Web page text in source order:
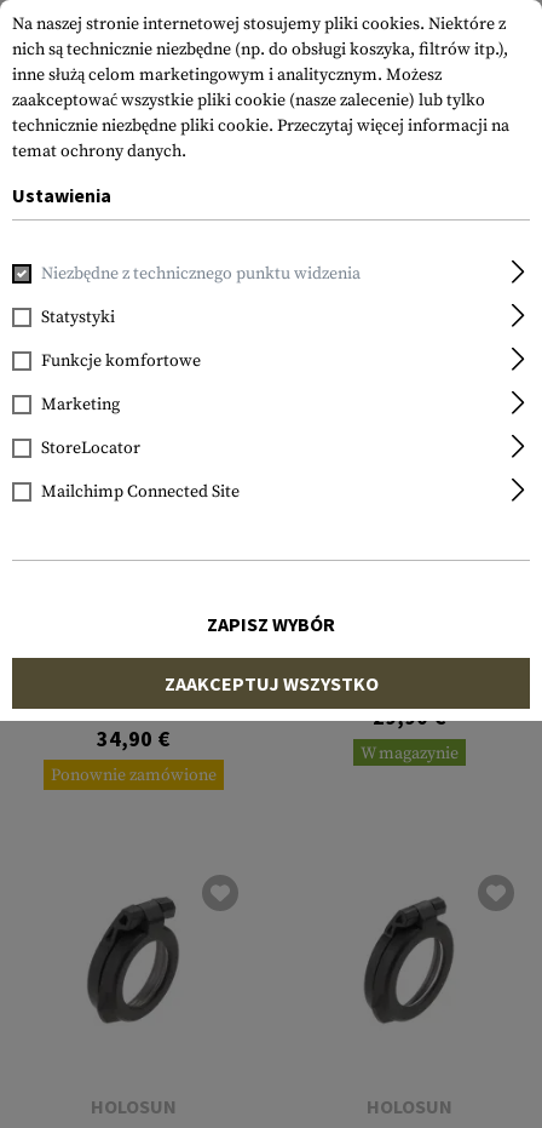
STRIKE INDUSTRIES
Optic Cover for Trijicon
SRO
34,90 €
Ponownie zamówione
Flip-Up Rear Cover
Transparent Micro
29,90 €
W magazynie
HOLOSUN HOLOSUN
Na naszej stronie internetowej stosujemy pliki cookies. Niektóre z
nich są technicznie niezbędne (np. do obsługi koszyka, filtrów itp.),
inne służą celom marketingowym i analitycznym. Możesz
zaakceptować wszystkie pliki cookie (nasze zalecenie) lub tylko
technicznie niezbędne pliki cookie. Przeczytaj więcej informacji na
temat ochrony danych.
Ustawienia
Niezbędne z technicznego punktu widzenia
Statystyki
Funkcje komfortowe
Marketing
StoreLocator
Mailchimp Connected Site
ZAPISZ WYBÓR
ZAAKCEPTUJ WSZYSTKO